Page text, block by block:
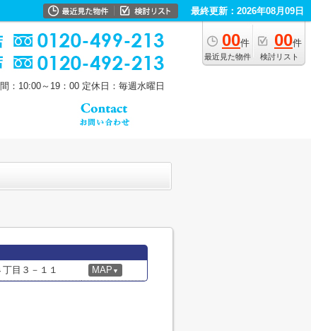
最終更新：2026年08月09日
00件
最近見た物件
00件
検討リスト
：10:00～19：00 定休日：毎週水曜日
目３－１１ MAP ▼